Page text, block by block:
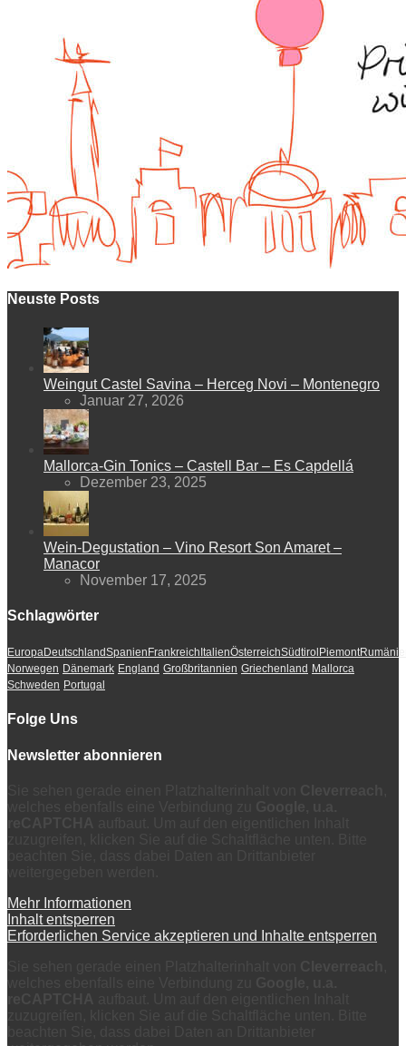
Neuste Posts
Weingut Castel Savina – Herceg Novi – Montenegro
Januar 27, 2026
Mallorca-Gin Tonics – Castell Bar – Es Capdellá
Dezember 23, 2025
Wein-Degustation – Vino Resort Son Amaret –
Manacor
November 17, 2025
Schlagwörter
EuropaDeutschlandSpanien Frankreich ItalienÖsterreichSüdtirol Piemont
Norwegen Dänemark England Großbritannien Griechenland Mallorca
Schweden Portugal
Folge Uns
Newsletter abonnieren
Mehr Informationen
Inhalt entsperren
Erforderlichen Service akzeptieren und Inhalte entsperren